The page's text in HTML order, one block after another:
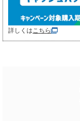
詳しくはこちら